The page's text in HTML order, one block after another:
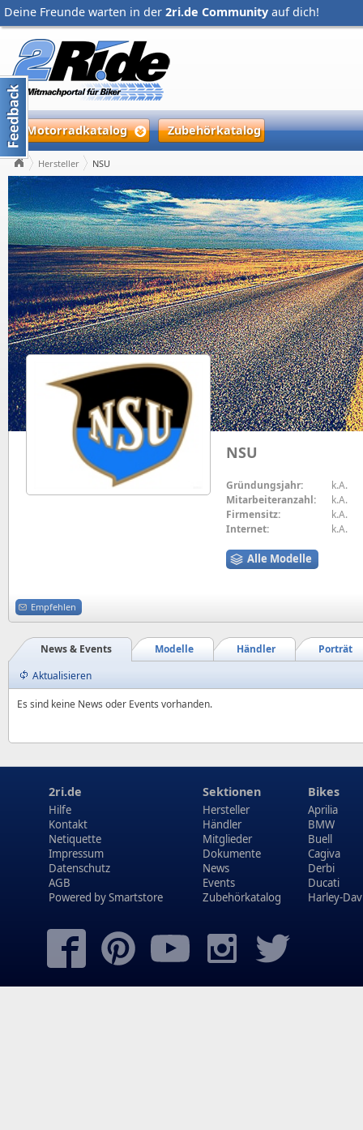
Deine Freunde warten in der 2ri.de Community auf dich!
Motorradkatalog Zubehörkatalog
Hersteller NSU
NSU
Gründungsjahr:
k.A.
Mitarbeiteranzahl:
k.A.
Firmensitz:
k.A.
Internet:
k.A.
Alle Modelle
Empfehlen
Porträt
Händler
Modelle
News & Events
Aktualisieren
Es sind keine News oder Events vorhanden.
2ri.de
Hilfe
Kontakt
Netiquette
Impressum
Datenschutz
AGB
Powered bySmartstore
Sektionen
Hersteller
Händler
Mitglieder
Dokumente
News
Events
Zubehörkatalog
Bikes
Aprilia
BMW
Buell
Cagiva
Derbi
Ducati
Harley-